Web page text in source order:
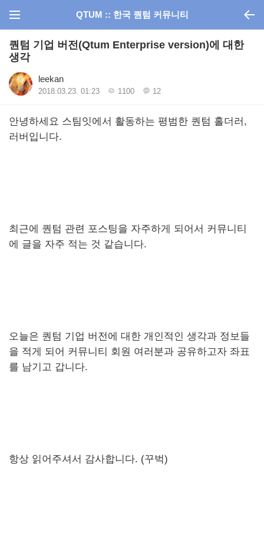
QTUM :: 한국 퀀텀 커뮤니티
퀀텀 기업 버전(Qtum Enterprise version)에 대한
생각
leekan
2018.03.23. 01:23 1100 12
안녕하세요 스팀잇에서 활동하는 평범한 퀀텀 홀더러,
러버입니다.
최근에 퀀텀 관련 포스팅을 자주하게 되어서 커뮤니티
에 글을 자주 적는 것 같습니다.
오늘은 퀀텀 기업 버전에 대한 개인적인 생각과 정보들
을 적게 되어 커뮤니티 회원 여러분과 공유하고자 좌표
를 남기고 갑니다.
항상 읽어주셔서 감사합니다. (꾸벅)